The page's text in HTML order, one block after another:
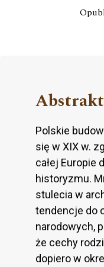
Abstrakt
Polskie
się w XIX w.
całej Europie
historyzmu.
stulecia w
tendencje do
narodowych,
że cechy
dopiero w